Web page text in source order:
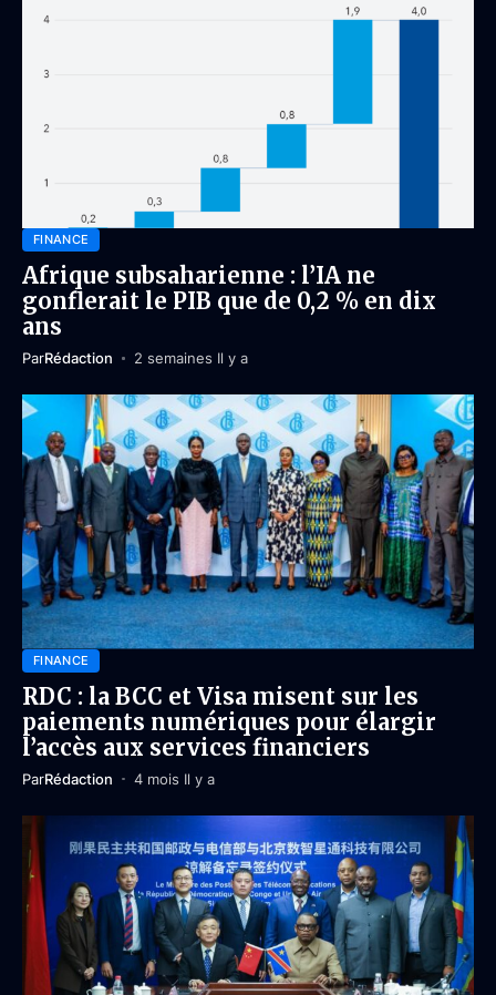
FINANCE
Afrique subsaharienne : l’IA ne
gonflerait le PIB que de 0,2 % en dix
ans
ParRédaction 2 semaines Il y a
FINANCE
RDC : la BCC et Visa misent sur les
paiements numériques pour élargir
l’accès aux services financiers
ParRédaction 4 mois Il y a